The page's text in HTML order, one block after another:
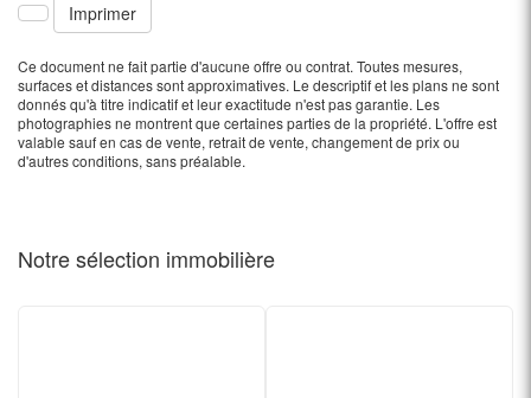
Imprimer
Ce document ne fait partie d'aucune offre ou contrat. Toutes mesures,
surfaces et distances sont approximatives. Le descriptif et les plans ne sont
donnés qu'à titre indicatif et leur exactitude n'est pas garantie. Les
photographies ne montrent que certaines parties de la propriété. L'offre est
valable sauf en cas de vente, retrait de vente, changement de prix ou
d'autres conditions, sans préalable.
Notre sélection immobilière